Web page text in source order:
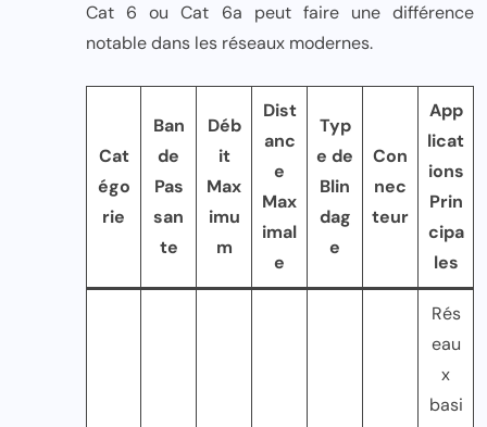
Cat 6 ou Cat 6a peut faire une différence
notable dans les réseaux modernes.
Cat
égo
rie
Ban
de
Pas
san
te
Déb
it
Max
imu
m
Dist
anc
e
Max
imal
e
Typ
e de
Blin
dag
e
Con
nec
teur
App
licat
ions
Prin
cipa
les
Rés
eau
x
basi